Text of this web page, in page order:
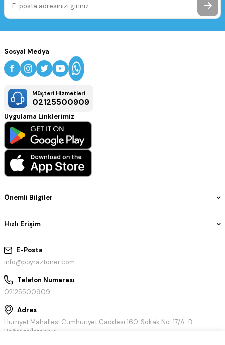
E-Posta
info@poyraztoner.com
Telefon Numarası
02125500909
Adres
Hürriyet Mahallesi Cumhuriyet Caddesi 160. Sokak No: 17/A-B
Bağcılar/İstanbul
Önemli Bilgiler
Hızlı Erişim
Sosyal Medya
Müşteri Hizmetleri
02125500909
Uygulama Linklerimiz